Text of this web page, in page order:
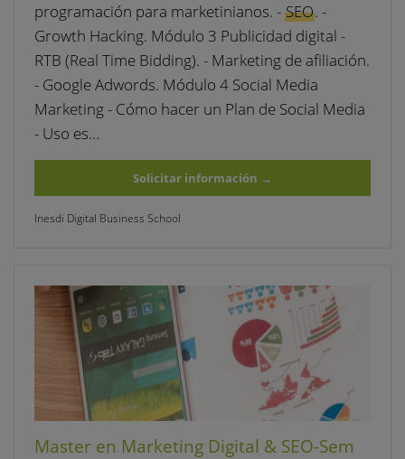
programación para marketinianos. - SEO. -
Growth Hacking. Módulo 3 Publicidad digital -
RTB (Real Time Bidding). - Marketing de afiliación.
- Google Adwords. Módulo 4 Social Media
Marketing - Cómo hacer un Plan de Social Media
- Uso es…
Solicitar información →
Inesdi Digital Business School
Master en Marketing Digital & SEO-Sem